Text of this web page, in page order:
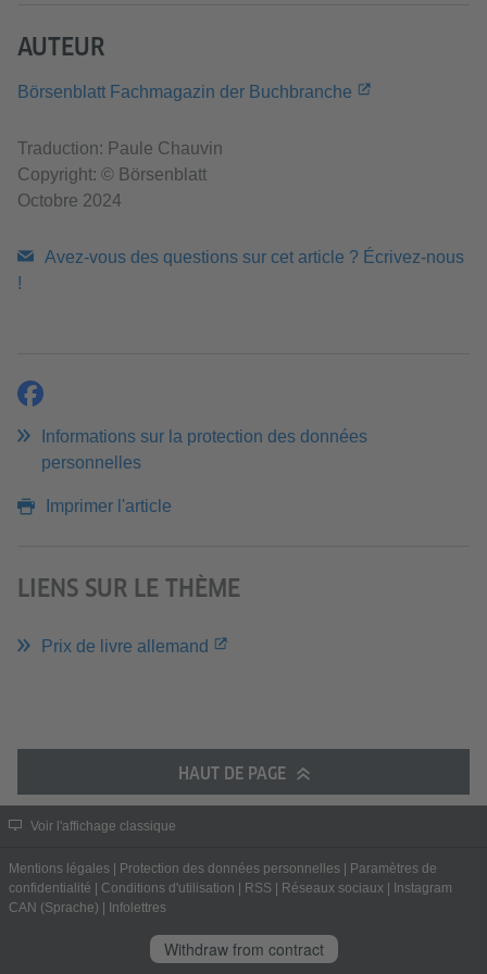
AUTEUR
Börsenblatt Fachmagazin der Buchbranche
Traduction: Paule Chauvin
Copyright: © Börsenblatt
Octobre 2024
Avez-vous des questions sur cet article ? Écrivez-nous
!
partager
Informations sur la protection des données
personnelles
Imprimer l'article
LIENS SUR LE THÈME
Prix de livre allemand
HAUT DE PAGE
Voir l'affichage classique
Mentions légales Protection des données personnelles
Paramètres de
confidentialité
Conditions d'utilisation RSS Réseaux sociaux
Instagram
CAN (Sprache)
Infolettres
Withdraw from contract